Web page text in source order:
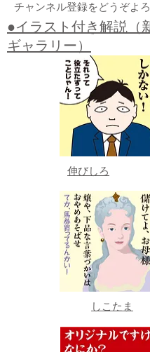
チャンネル登録をどうぞよろ
●イラスト付き解説（
ギャラリー）
伸びしろ
しこたま